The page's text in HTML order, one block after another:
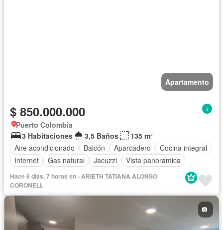
Apartamento
$ 850.000.000
Puerto Colombia
3 Habitaciones
3,5 Baños
135 m²
Aire acondicionado
Balcón Aparcadero
Cocina integral
Internet
Gas natural Jacuzzi
Vista panorámica
Cuarto de servicio
Terraza Agua
Tanque de agua
Patio
Área infantil
Acceso para personas con discapacidad
Jardín
Barbecue
Gimnasio
Sauna
Seguridad privada
Hace 6 días, 7 horas en - ARIETH TATIANA ALONSO
CORONELL